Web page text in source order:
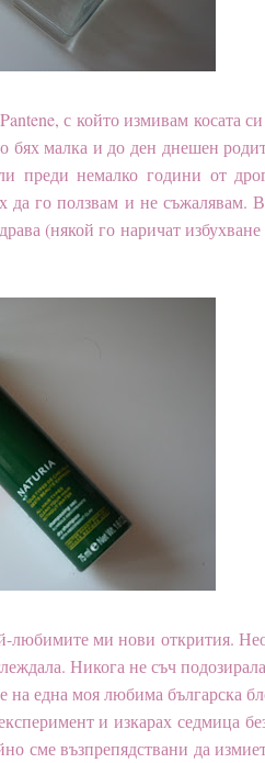
с който измивам косата
бях малка и до ден днешен
преди немалко години от
да го ползвам и не съжалявам.
(някой го наричат
любимите ми нови открития.
Никога не съч
на една моя любима българска
и изкарах седмица
сме възпрепядствани да